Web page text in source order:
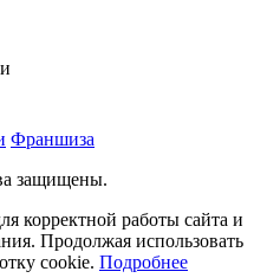
Франшиза
защищены.
корректной работы сайта и
Продолжая использовать
cookie. Подробнее